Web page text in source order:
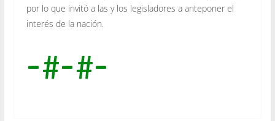
por lo que invitó a las y los legisladores a anteponer el
interés de la nación.
-#-#-